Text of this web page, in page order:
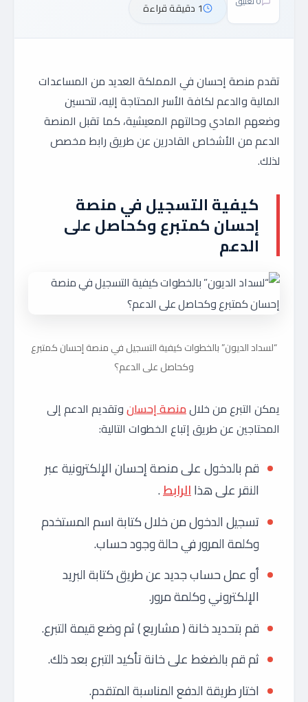
1 دقيقة قراءة
تقدم منصة إحسان في المملكة العديد من المساعدات
المالية والدعم لكافة الأسر المحتاجة إليه، لتحسين
وضعهم المادي وحالتهم المعيشية، كما تقبل المنصة
الدعم من الأشخاص القادرين عن طريق رابط مخصص
لذلك.
كيفية التسجيل في منصة
إحسان كمتبرع وكحاصل على
الدعم
“لسداد الديون” بالخطوات كيفية التسجيل في منصة إحسان كمتبرع
وكحاصل على الدعم؟
يمكن التبرع من خلالمنصة إحسانوتقديم الدعم إلى
المحتاجين عن طريق إتباع الخطوات التالية:
قم بالدخول على منصة إحسان الإلكترونية عبر
النقر على هذاالرابط.
تسجيل الدخول من خلال كتابة اسم المستخدم
وكلمة المرور في حالة وجود حساب.
أو عمل حساب جديد عن طريق كتابة البريد
الإلكتروني وكلمة مرور.
قم بتحديد خانة ( مشاريع ) ثم وضع قيمة التبرع.
ثم قم بالضغط على خانة تأكيد التبرع بعد ذلك.
اختار طريقة الدفع المناسبة المتقدم.